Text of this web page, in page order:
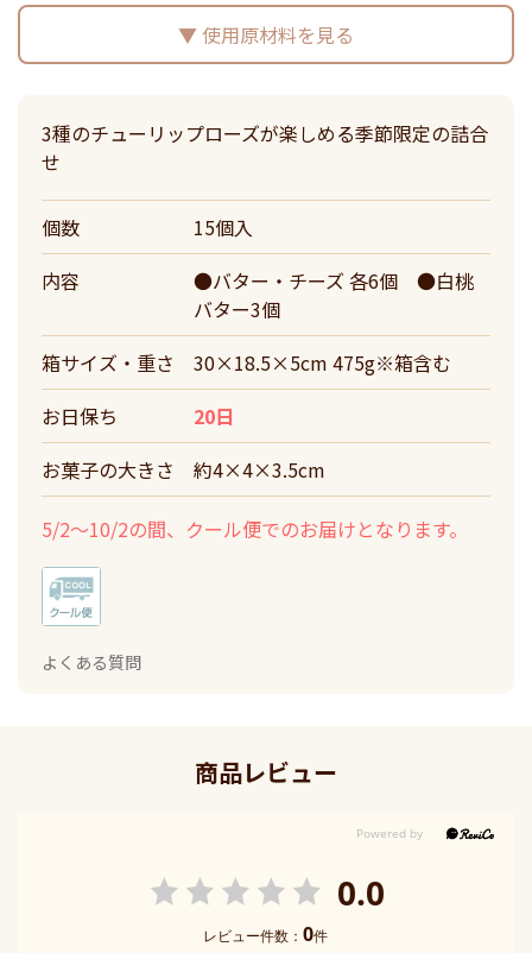
使用原材料を見る
3種のチューリップローズが楽しめる季節限定の詰合
せ
個数
15個入
内容
●バター・チーズ 各6個 ●白桃
バター3個
箱サイズ・重さ
30×18.5×5cm 475g※箱含む
お日保ち
20日
お菓子の大きさ
約4×4×3.5cm
5/2～10/2の間、クール便でのお届けとなります。
よくある質問
商品レビュー
0.0
レビュー件数：0件